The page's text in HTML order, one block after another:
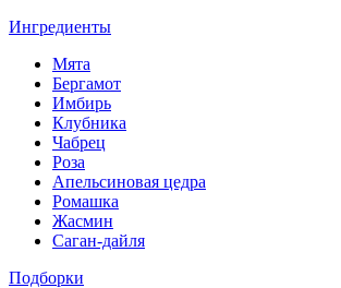
Ингредиенты
Мята
Бергамот
Имбирь
Клубника
Чабрец
Роза
Апельсиновая цедра
Ромашка
Жасмин
Саган-дайля
Подборки